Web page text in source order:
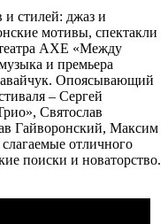
и стилей: джаз и
мотивы, спектакли
АХЕ «Между
и премьера
Опоясывающий
– Сергей
Святослав
Гайворонский, Максим
отличного
поиски и новаторство.